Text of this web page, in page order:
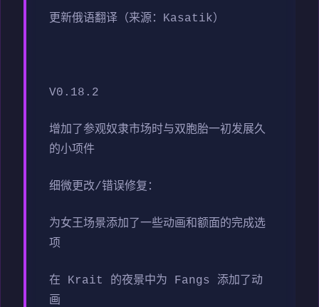
更新俄语翻译（来源：Kasatik）
V0.18.2
增加了参观奴隶市场时与双胞胎一初发展久
的小项件
细微更改/错误修复：
为女王场景添加了一些动画和额面的完成选
项
在 Krait 的夜景中为 Fangs 添加了动
画